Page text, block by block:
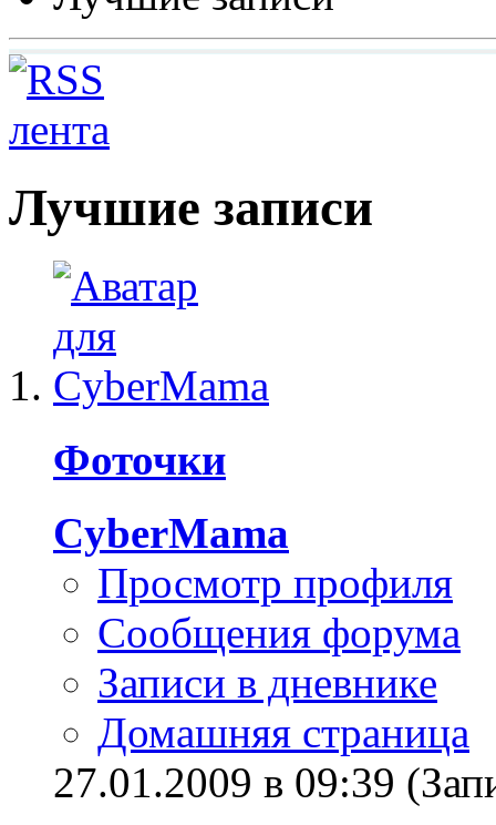
Лучшие записи
Фоточки
CyberMama
Просмотр профиля
Сообщения форума
Записи в дневнике
Домашняя страница
27.01.2009 в 09:39